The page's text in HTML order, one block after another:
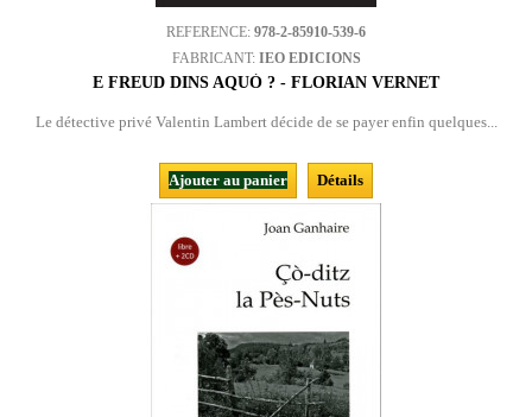
REFERENCE: 978-2-85910-539-6
FABRICANT: IEO EDICIONS
E FREUD DINS AQUÒ ? - FLORIAN VERNET
Le détective privé Valentin Lambert décide de se payer enfin quelques...
Ajouter au panier Détails